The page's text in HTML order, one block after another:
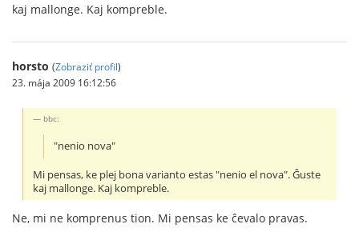
kaj mallonge. Kaj kompreble.
horsto (Zobraziť profil)
23. mája 2009 16:12:56
bbc:
"nenio nova"
Mi pensas, ke plej bona varianto estas "nenio el nova". Ĝuste
kaj mallonge. Kaj kompreble.
Ne, mi ne komprenus tion. Mi pensas ke ĉevalo pravas.